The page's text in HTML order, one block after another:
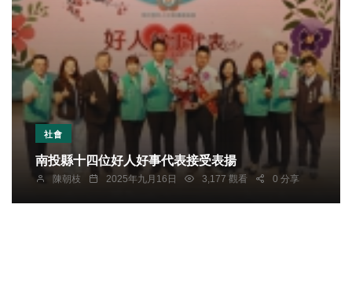
社會
南投縣十四位好人好事代表接受表揚
陳朝枝 2025年九月16日 3,177 觀看 0 分享